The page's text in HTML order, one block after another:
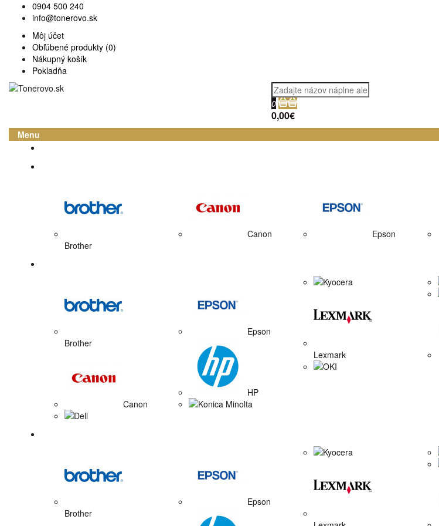
0904 500 240
info@tonerovo.sk
Môj účet
Obľúbené produkty (0)
Nákupný košík
Pokladňa
0
0,00€
Menu
Brother
Canon Epson
Brother
Canon
Dell
Epson
HP
Konica Minolta
Kyocera
Lexmark
OKI
Brother
Epson
Kyocera